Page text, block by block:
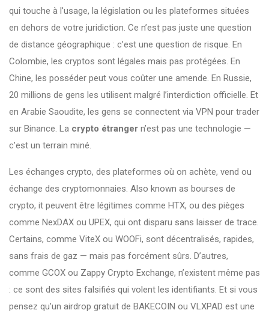
qui touche à l'usage, la législation ou les plateformes situées
en dehors de votre juridiction. Ce n’est pas juste une question
de distance géographique : c’est une question de risque. En
Colombie, les cryptos sont légales mais pas protégées. En
Chine, les posséder peut vous coûter une amende. En Russie,
20 millions de gens les utilisent malgré l’interdiction officielle. Et
en Arabie Saoudite, les gens se connectent via VPN pour trader
sur Binance. La crypto étranger n’est pas une technologie —
c’est un terrain miné.
Les échanges crypto, des plateformes où on achète, vend ou
échange des cryptomonnaies. Also known as bourses de
crypto, it peuvent être légitimes comme HTX, ou des pièges
comme NexDAX ou UPEX, qui ont disparu sans laisser de trace.
Certains, comme ViteX ou WOOFi, sont décentralisés, rapides,
sans frais de gaz — mais pas forcément sûrs. D’autres,
comme GCOX ou Zappy Crypto Exchange, n’existent même pas
: ce sont des sites falsifiés qui volent les identifiants. Et si vous
pensez qu’un airdrop gratuit de BAKECOIN ou VLXPAD est une